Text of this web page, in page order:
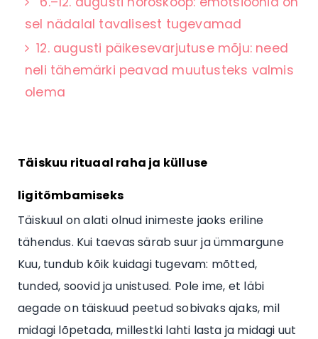
sel nädalal tavalisest tugevamad
12. augusti päikesevarjutuse mõju: need
neli tähemärki peavad muutusteks valmis
olema
Täiskuu rituaal raha ja külluse
ligitõmbamiseks
Täiskuul on alati olnud inimeste jaoks eriline
tähendus. Kui taevas särab suur ja ümmargune
Kuu, tundub kõik kuidagi tugevam: mõtted,
tunded, soovid ja unistused. Pole ime, et läbi
aegade on täiskuud peetud sobivaks ajaks, mil
midagi lõpetada, millestki lahti lasta ja midagi uut